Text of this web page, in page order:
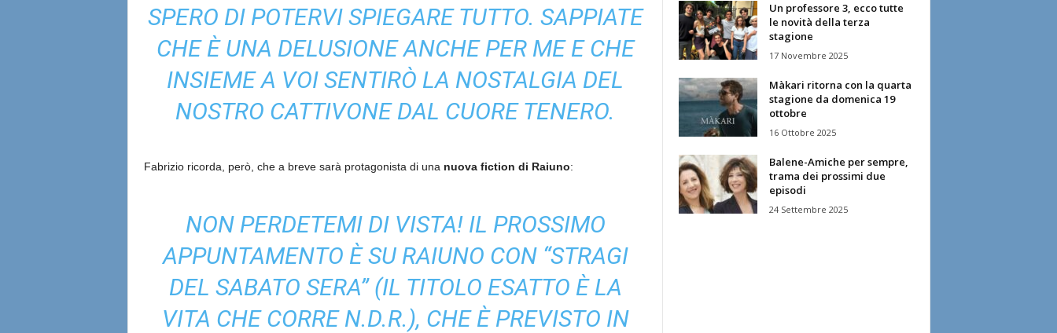
SPERO DI POTERVI SPIEGARE TUTTO. SAPPIATE
CHE È UNA DELUSIONE ANCHE PER ME E CHE
INSIEME A VOI SENTIRÒ LA NOSTALGIA DEL
NOSTRO CATTIVONE DAL CUORE TENERO.
Fabrizio ricorda, però, che a breve sarà protagonista di una nuova fiction di Raiuno:
NON PERDETEMI DI VISTA! IL PROSSIMO
APPUNTAMENTO È SU RAIUNO CON “STRAGI
DEL SABATO SERA” (IL TITOLO ESATTO È LA
VITA CHE CORREN.D.R.), CHE È PREVISTO IN
Un professore 3, ecco tutte
le novità della terza
stagione
17 Novembre 2025
Màkari ritorna con la quarta
stagione da domenica 19
ottobre
16 Ottobre 2025
Balene-Amiche per sempre,
trama dei prossimi due
episodi
24 Settembre 2025